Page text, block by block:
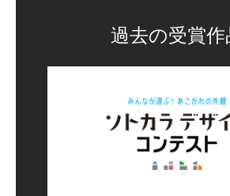
過去の受賞作